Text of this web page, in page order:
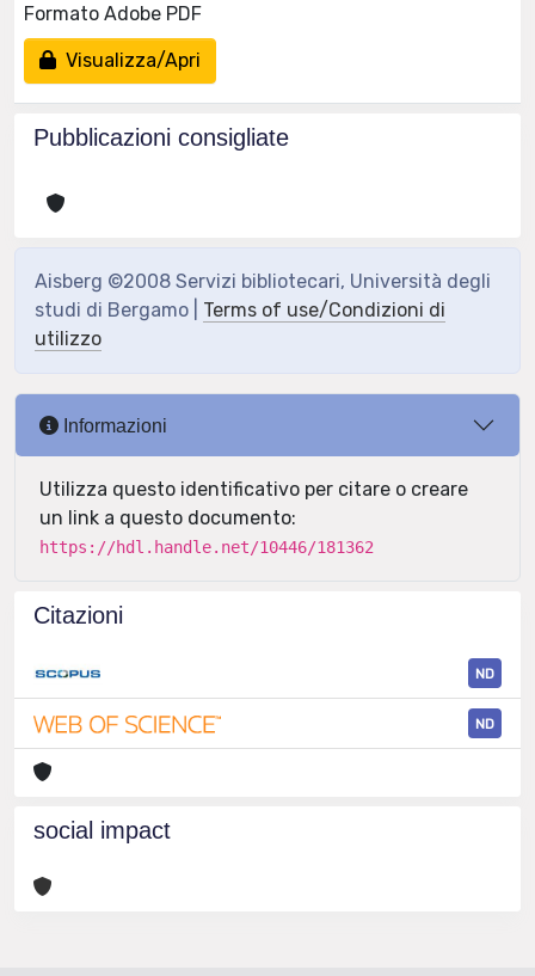
Formato Adobe PDF
Visualizza/Apri
Pubblicazioni consigliate
Aisberg ©2008 Servizi bibliotecari, Università degli
studi di Bergamo | Terms of use/Condizioni di
utilizzo
Informazioni
Utilizza questo identificativo per citare o creare
un link a questo documento:
https://hdl.handle.net/10446/181362
Citazioni
ND
ND
social impact